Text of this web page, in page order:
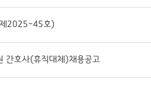
제2025-45호)
호사(휴직대체)채용공고